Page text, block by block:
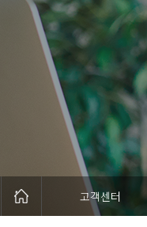
고객센터